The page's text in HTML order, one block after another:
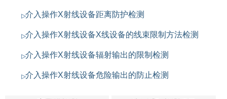
介入操作X射线设备距离防护检测
介入操作X射线设备X线设备的线束限制方法检测
介入操作X射线设备辐射输出的限制检测
介入操作X射线设备危险输出的防止检测